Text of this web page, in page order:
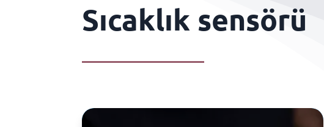
Sıcaklık sensörü